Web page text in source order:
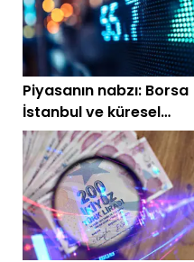
Piyasanın nabzı: Borsa
İstanbul ve küresel
piyasalarda gün
başlarken (30
Temmuz)